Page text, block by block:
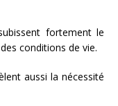
fortement le
conditions de vie.
aussi la nécessité